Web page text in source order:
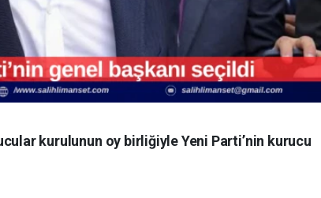
kurulunun oy birliğiyle Yeni Parti’nin kurucu